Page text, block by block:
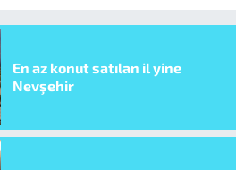
En az konut satılan il yine
Nevşehir